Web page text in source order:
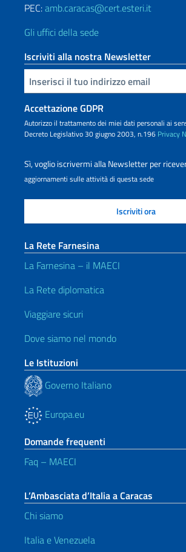
PEC:amb.caracas@cert.esteri.it
Gli uffici della sede
Iscriviti alla nostra Newsletter
Inserisci la tua email
Accettazione GDPR
Autorizzo il trattamento dei miei dati personali ai
Decreto Legislativo 30 giugno 2003, n.196 Privacy
Sì, voglio iscrivermi alla Newsletter per
aggiornamenti sulle attività di questa sede
La Rete Farnesina
La Farnesina – il MAECI
La Rete diplomatica
Viaggiare sicuri
Dove siamo nel mondo
Le Istituzioni
Governo Italiano
Europa.eu
Domande frequenti
Faq – MAECI
L’Ambasciata d’Italia a Caracas
Chi siamo
Italia e Venezuela